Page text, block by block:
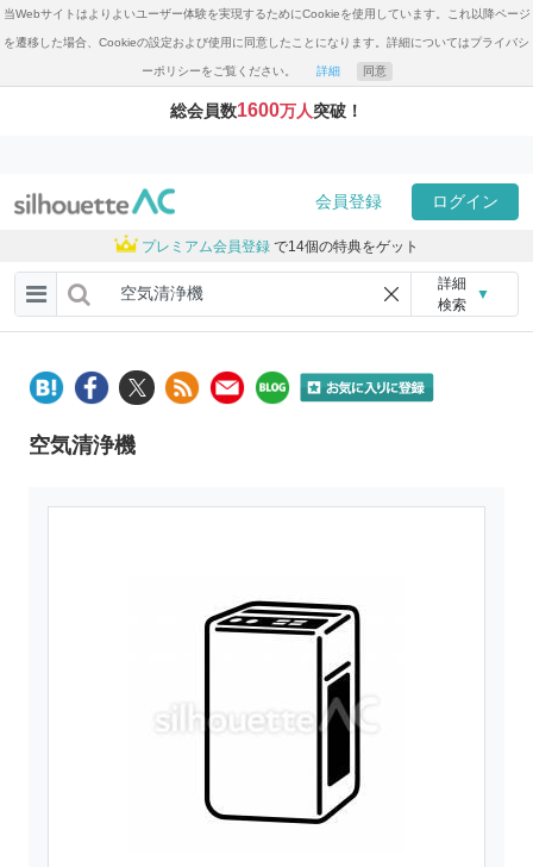
当Webサイトはよりよいユーザー体験を実現するためにCookieを使用しています。これ以降ページ
を遷移した場合、Cookieの設定および使用に同意したことになります。詳細についてはプライバシ
ーポリシーをご覧ください。 詳細 同意
総会員数1600万人突破！
会員登録 ログイン
プレミアム会員登録 で14個の特典をゲット
詳細
検索
▼
空気清浄機